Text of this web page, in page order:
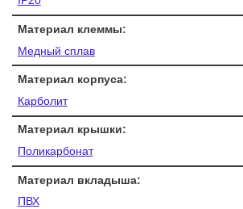
Материал клеммы:
Медный сплав
Материал корпуса:
Карболит
Материал крышки:
Поликарбонат
Материал вкладыша:
ПВХ